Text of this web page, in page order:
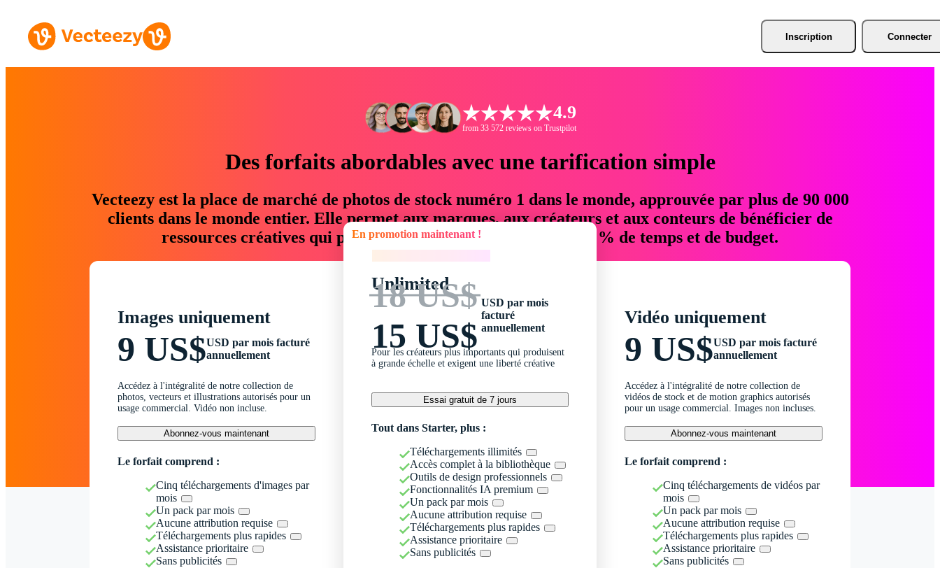
Inscription Connecter
4.9
from 33 572 reviews on Trustpilot
Des forfaits abordables avec une tarification simple
Vecteezy est la place de marché de photos de stock numéro 1 dans le monde, approuvée par plus de 90 000
clients dans le monde entier. Elle permet aux marques, aux créateurs et aux conteurs de bénéficier de
ressources créatives qui permettent d'économiser jusqu'à 76 % de temps et de budget.
Images uniquement
9 US$USD par mois facturé
annuellement
Accédez à l'intégralité de notre collection de
photos, vecteurs et illustrations autorisés pour un
usage commercial. Vidéo non incluse.
Abonnez-vous maintenant
Le forfait comprend :
Cinq téléchargements d'images par
mois
Un pack par mois
Aucune attribution requise
Téléchargements plus rapides
Assistance prioritaire
Sans publicités
En promotion maintenant !
Unlimited
18 US$
15 US$
USD par mois
facturé
annuellement
Pour les créateurs plus importants qui produisent
à grande échelle et exigent une liberté créative
Essai gratuit de 7 jours
Tout dans Starter, plus :
Téléchargements illimités
Accès complet à la bibliothèque
Outils de design professionnels
Fonctionnalités IA premium
Un pack par mois
Aucune attribution requise
Téléchargements plus rapides
Assistance prioritaire
Sans publicités
Vidéo uniquement
9 US$USD par mois facturé
annuellement
Accédez à l'intégralité de notre collection de
vidéos de stock et de motion graphics autorisés
pour un usage commercial. Images non incluses.
Abonnez-vous maintenant
Le forfait comprend :
Cinq téléchargements de vidéos par
mois
Un pack par mois
Aucune attribution requise
Téléchargements plus rapides
Assistance prioritaire
Sans publicités